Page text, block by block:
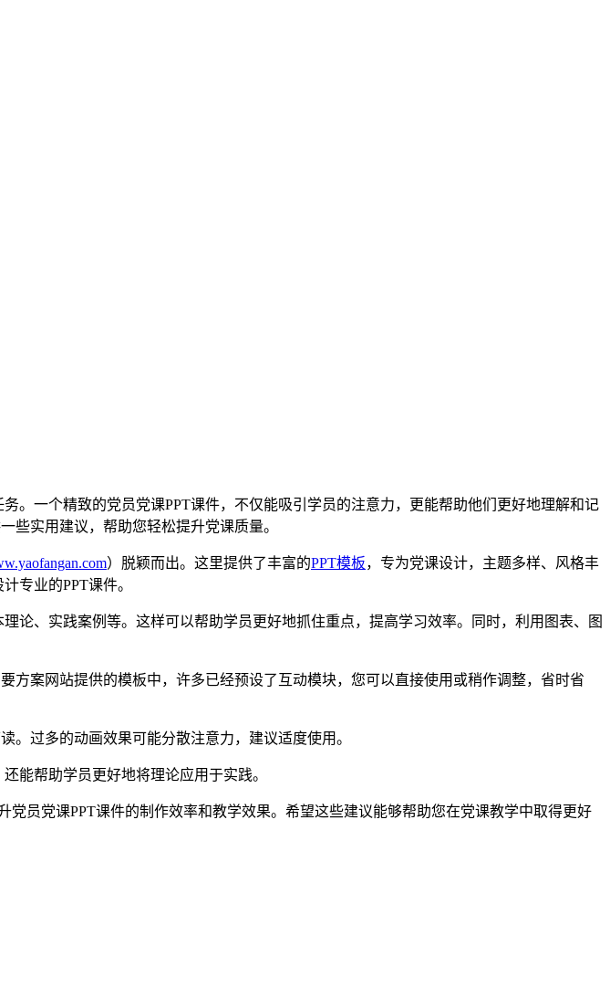
。一个精致的党员党课PPT课件，不仅能吸引学员的注意力，更能帮助他们更好地理解和记
些实用建议，帮助您轻松提升党课质量。
）脱颖而出。这里提供了丰富的PPT模板，专为党课设计，主题多样、风格丰
专业的PPT课件。
论、实践案例等。这样可以帮助学员更好地抓住重点，提高学习效率。同时，利用图表、图
方案网站提供的模板中，许多已经预设了互动模块，您可以直接使用或稍作调整，省时省
。过多的动画效果可能分散注意力，建议适度使用。
能帮助学员更好地将理论应用于实践。
党员党课PPT课件的制作效率和教学效果。希望这些建议能够帮助您在党课教学中取得更好